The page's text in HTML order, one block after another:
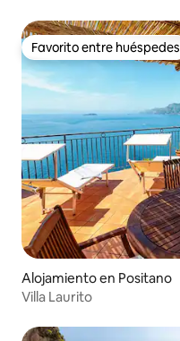
Favorito entre huéspedes
Favorito entre huéspedes
Alojamiento en Positano
Villa Laurito